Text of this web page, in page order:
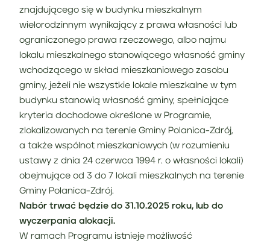
znajdującego się w budynku mieszkalnym
wielorodzinnym wynikający z prawa własności lub
ograniczonego prawa rzeczowego, albo najmu
lokalu mieszkalnego stanowiącego własność gminy
wchodzącego w skład mieszkaniowego zasobu
gminy, jeżeli nie wszystkie lokale mieszkalne w tym
budynku stanowią własność gminy, spełniające
kryteria dochodowe określone w Programie,
zlokalizowanych na terenie Gminy Polanica-Zdrój,
a także wspólnot mieszkaniowych (w rozumieniu
ustawy z dnia 24 czerwca 1994 r. o własności lokali)
obejmujące od 3 do 7 lokali mieszkalnych na terenie
Gminy Polanica-Zdrój.
Nabór trwać będzie do 31.10.2025 roku, lub do
wyczerpania alokacji.
W ramach Programu istnieje możliwość